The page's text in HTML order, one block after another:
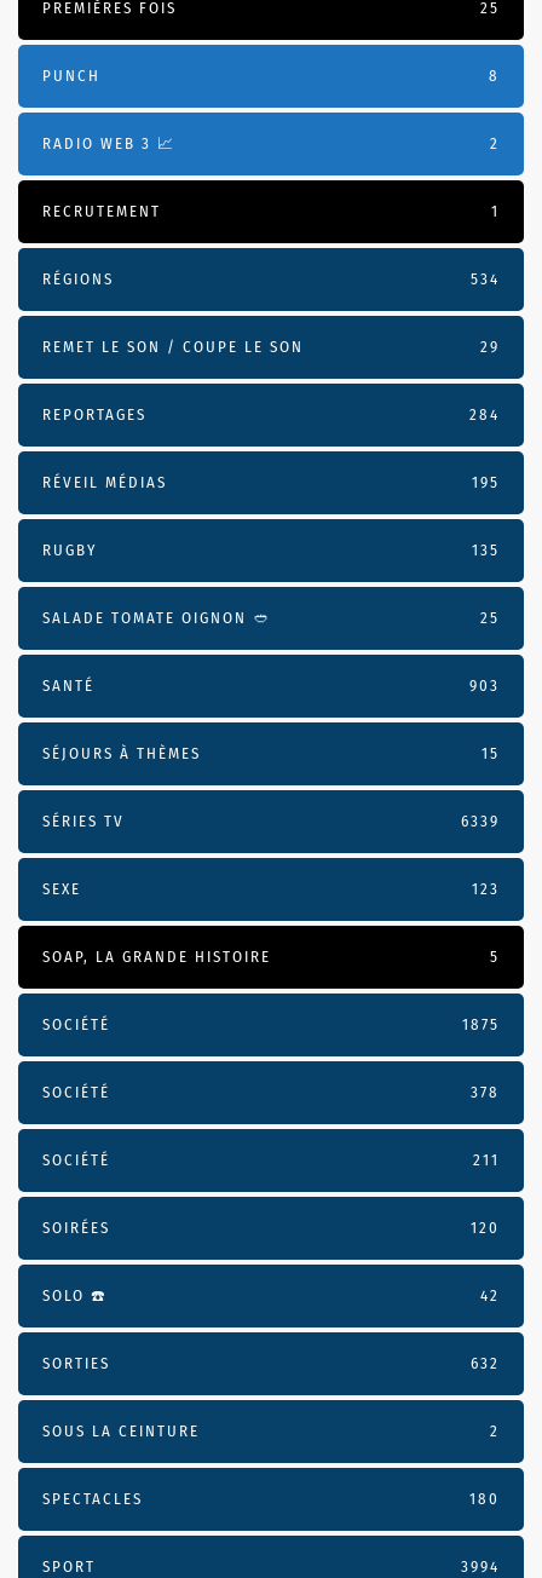
PREMIÈRES FOIS 25
PUNCH 8
RADIO WEB 3 📈 2
RECRUTEMENT 1
RÉGIONS 534
REMET LE SON / COUPE LE SON 29
REPORTAGES 284
RÉVEIL MÉDIAS 195
RUGBY 135
SALADE TOMATE OIGNON 🥙 25
SANTÉ 903
SÉJOURS À THÈMES 15
SÉRIES TV 6339
SEXE 123
SOAP, LA GRANDE HISTOIRE 5
SOCIÉTÉ 1875
SOCIÉTÉ 378
SOCIÉTÉ 211
SOIRÉES 120
SOLO ☎️ 42
SORTIES 632
SOUS LA CEINTURE 2
SPECTACLES 180
SPORT 3994